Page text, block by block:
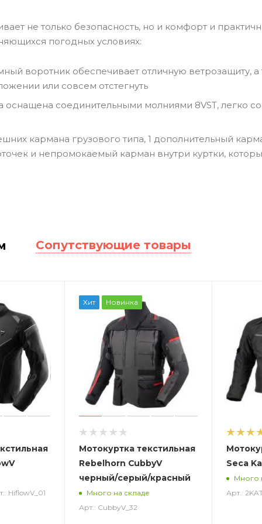
не только безопасность, но и комфорт и
погодных условиях:
воротник обеспечивает отличную ветрозащиту,
или совсем отстегнуть
оснащена соединительными молниями 8VST, легко
кармана грузового типа, 1 дополнительный
и непромокаемый карман внутри куртки,
Сопутствующие товары
HiflowV_01
Хит Новинка
Мотокуртка текстильная
Rebelhorn CubbyV
черный/серый/красный
Много на складе
Арт.: CubbyV_32
Seca
Много
Арт.: